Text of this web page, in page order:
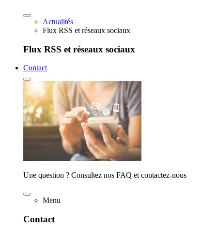
Actualités
Flux RSS et réseaux sociaux
Flux RSS et réseaux sociaux
Contact
Une question ? Consultez nos FAQ et contactez-nous
Menu
Contact